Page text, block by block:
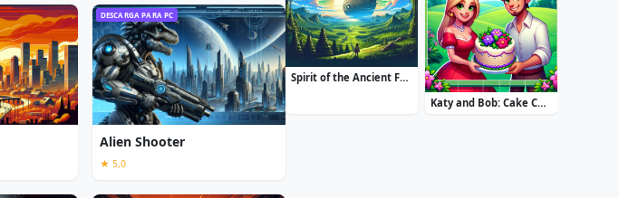
DESCARGA PARA PC
Alien Shooter
★ 5,0
Spirit of the Ancient Forest
Katy and Bob: Cake Cafe